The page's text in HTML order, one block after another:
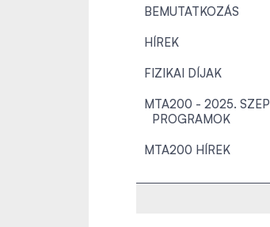
BEMUTATKOZÁS
HÍREK
FIZIKAI DÍJAK
MTA200 - 2025.
PROGRAMOK
MTA200 HÍREK